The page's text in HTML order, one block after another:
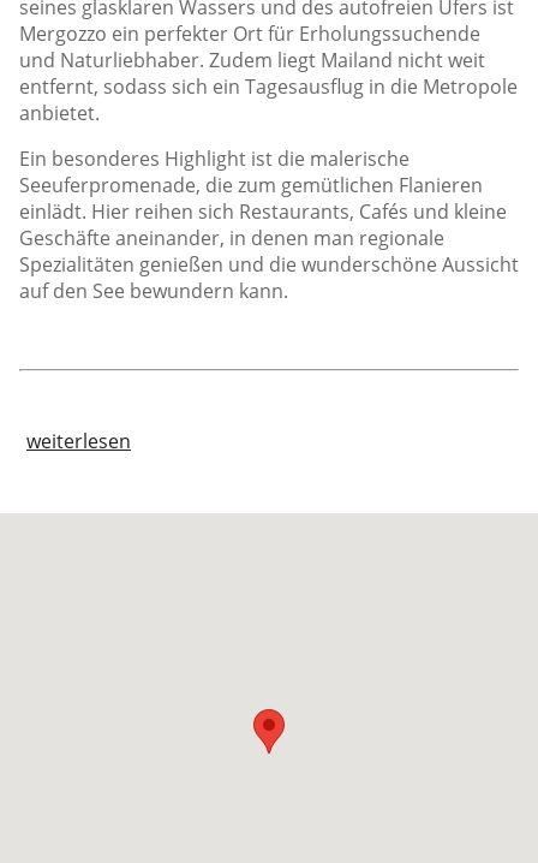
seines glasklaren Wassers und des autofreien Ufers ist
Mergozzo ein perfekter Ort für Erholungssuchende
und Naturliebhaber. Zudem liegt Mailand nicht weit
entfernt, sodass sich ein Tagesausflug in die Metropole
anbietet.
Ein besonderes Highlight ist die malerische
Seeuferpromenade, die zum gemütlichen Flanieren
einlädt. Hier reihen sich Restaurants, Cafés und kleine
Geschäfte aneinander, in denen man regionale
Spezialitäten genießen und die wunderschöne Aussicht
auf den See bewundern kann.
weiterlesen